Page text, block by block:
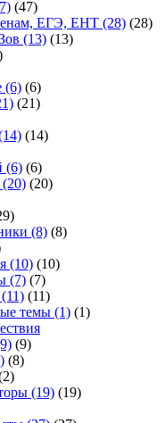
(47)
ЕГЭ, ЕНТ (28) (28)
(13) (13)
(6) (6)
(21)
(14)
(6) (6)
(20) (20)
(8) (8)
(10) (10)
(7) (7)
(11) (11)
темы (1) (1)
(9)
(8)
(19) (19)